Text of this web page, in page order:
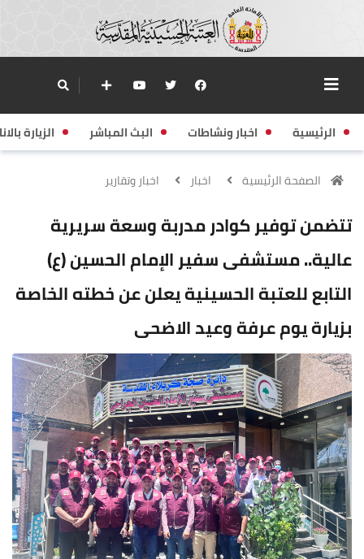
الرئيسية اخبار ونشاطات البث المباشر الزيارة
الصفحة الرئيسية اخبار اخبار وتقارير
تتضمن توفير كوادر مدربة وسعة سريرية
عالية.. مستشفى سفير الإمام الحسين (ع)
التابع للعتبة الحسينية يعلن عن خطته الخاصة
بزيارة يوم عرفة وعيد الاضحى